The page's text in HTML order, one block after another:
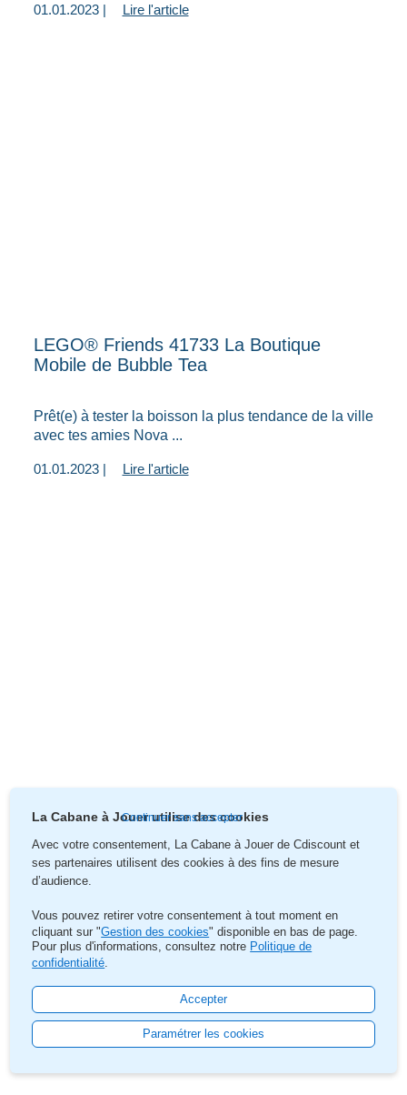
01.01.2023 | Lire l'article
LEGO® Friends 41733 La Boutique
Mobile de Bubble Tea
Prêt(e) à tester la boisson la plus tendance de la ville
avec tes amies Nova ...
01.01.2023 | Lire l'article
Donuts
Retrouve Liann dans la boutique de donuts où elle
01.01.2023 | Lire l'article
La Cabane à Jouer utilise des cookies
Avec votre consentement, La Cabane à Jouer de Cdiscountet
ses partenaires utilisent des cookies à des fins de mesure
d’audience.
Vous pouvez retirer votre consentement à tout moment en
cliquant sur "Gestion des cookies" disponible en bas de page.
Pour plus d'informations, consultez notre Politique de
confidentialité.
Continuer sans accepter
Accepter
Paramétrer les cookies